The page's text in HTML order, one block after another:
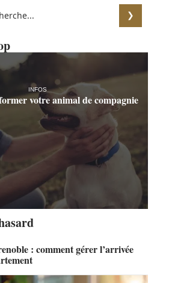
INFOS
votre animal de compagnie
: comment gérer l’arrivée